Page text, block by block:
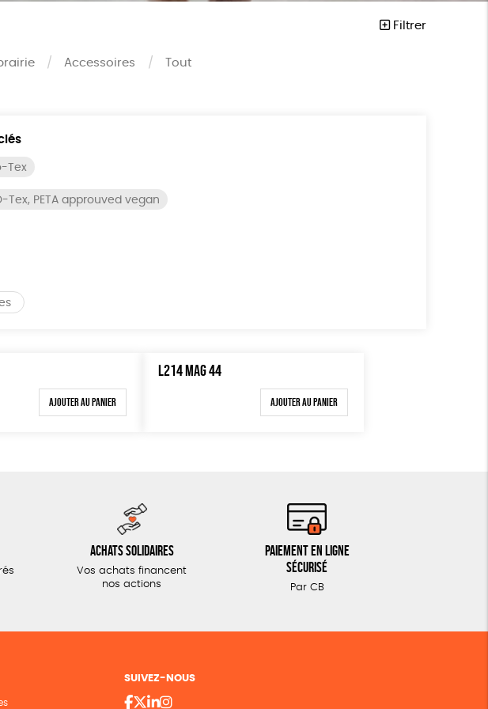
Filtrer
Accessoires Tout
Tex
Tex, PETA approuved vegan
Ajouter au panier
L214 MAG 44
Ajouter au panier
Achats solidaires
Vos achats financent
nos actions
Paiement en ligne
sécurisé
Par CB
SUIVEZ-NOUS